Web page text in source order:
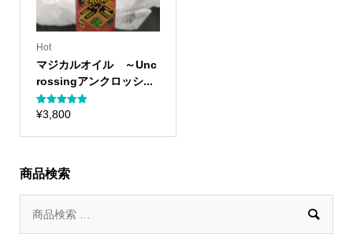
Hot
マジカルオイル ～Unc
rossingアンクロッシ...
2
件の利用者
評価に基づ
¥3,800
商品検索
